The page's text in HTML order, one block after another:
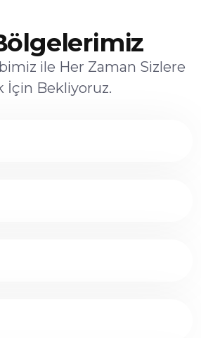
ile Her Zaman Sizlere
İçin Bekliyoruz.